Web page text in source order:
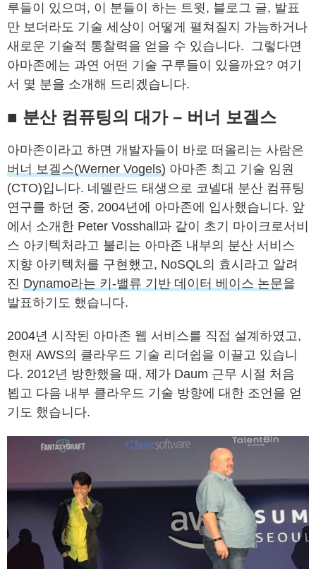
루들이 있으며, 이 분들이 하는 트윗, 블로그 글, 발표
만 보더라도 기술 세상이 어떻게 펼쳐질지 가늠하거나
새로운 기술적 통찰력을 얻을 수 있습니다. 그렇다면
아마존에는 과연 어떤 기술 구루들이 있을까요? 여기
서 몇 분을 소개해 드리겠습니다.
■ 분산 컴퓨팅의 대가 – 버너 보겔스
아마존이라고 하면 개발자들이 바로 떠올리는 사람은
버너 보겔스(Werner Vogels) 아마존 최고 기술 임원
(CTO)입니다. 네델란드 태생으로 코넬대 분산 컴퓨팅
연구를 하던 중, 2004년에 아마존에 입사했습니다. 앞
에서 소개한 Peter Vosshall과 같이 초기 마이크로서비
스 아키텍처라고 불리는 아마존 내부의 분산 서비스
지향 아키텍처를 구현했고, NoSQL의 효시라고 알려
진 Dynamo라는 키-밸류 기반 데이터 베이스 논문을
발표하기도 했습니다.
2004년 시작된 아마존 웹 서비스를 직접 설계하였고,
현재 AWS의 클라우드 기술 리더쉽을 이끌고 있습니
다. 2012년 방한했을 때, 제가 Daum 근무 시절 처음
뵙고 다음 내부 클라우드 기술 방향에 대한 조언을 얻
기도 했습니다.